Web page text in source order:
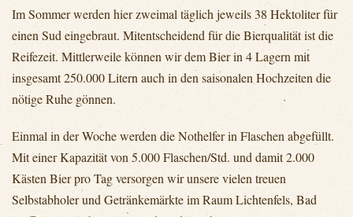
Im Sommer werden hier zweimal täglich jeweils 38 Hektoliter für
einen Sud eingebraut. Mitentscheidend für die Bierqualität ist die
Reifezeit. Mittlerweile können wir dem Bier in 4 Lagern mit
insgesamt 250.000 Litern auch in den saisonalen Hochzeiten die
nötige Ruhe gönnen.
Einmal in der Woche werden die Nothelfer in Flaschen abgefüllt.
Mit einer Kapazität von 5.000 Flaschen/Std. und damit 2.000
Kästen Bier pro Tag versorgen wir unsere vielen treuen
Selbstabholer und Getränkemärkte im Raum Lichtenfels, Bad